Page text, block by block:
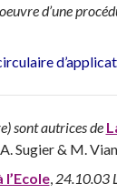
d’une
sont autrices de
Sugier & M.
, 24.10.03